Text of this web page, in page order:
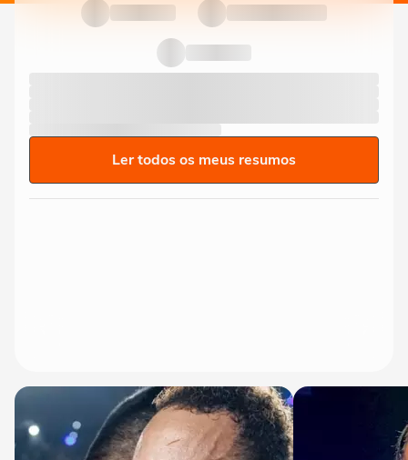
Ler todos os meus resumos